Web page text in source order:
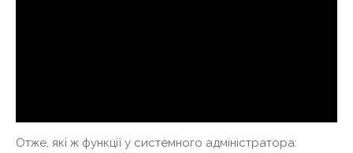
Отже, які ж функції у системного адміністратора: